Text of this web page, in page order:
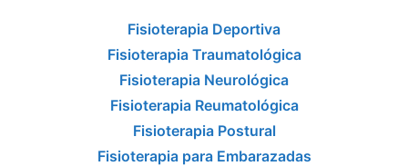
Fisioterapia Deportiva
Fisioterapia Traumatológica
Fisioterapia Neurológica
Fisioterapia Reumatológica
Fisioterapia Postural
Fisioterapia para Embarazadas